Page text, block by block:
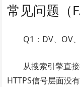
常见问题（
Q1：DV、OV
从搜索引擎直
HTTPS信号层面没